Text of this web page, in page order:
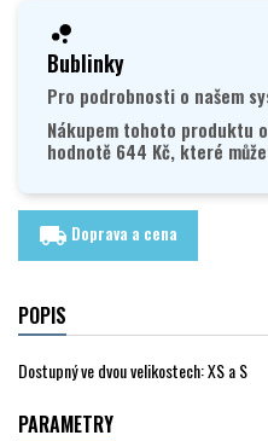
Bublinky
Pro podrobnosti o našem
Nákupem tohoto produktu
hodnotě 644 Kč, které
local_shipping Doprava a cena
POPIS
Dostupný ve dvou velikostech: XS a S
PARAMETRY